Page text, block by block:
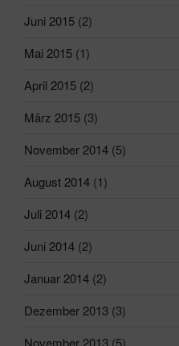
Juni 2015 (2)
Mai 2015 (1)
April 2015 (2)
März 2015 (3)
November 2014 (5)
August 2014 (1)
Juli 2014 (2)
Juni 2014 (2)
Januar 2014 (2)
Dezember 2013 (3)
November 2013 (5)